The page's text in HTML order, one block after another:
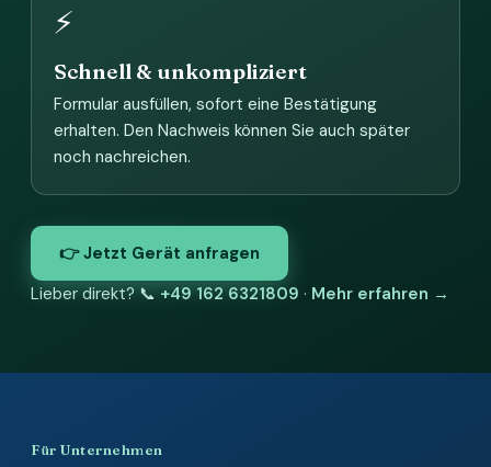
⚡
Schnell & unkompliziert
Formular ausfüllen, sofort eine Bestätigung
erhalten. Den Nachweis können Sie auch später
noch nachreichen.
👉 Jetzt Gerät anfragen
Lieber direkt? 📞+49 162 6321809 · Mehr erfahren →
Für Unternehmen